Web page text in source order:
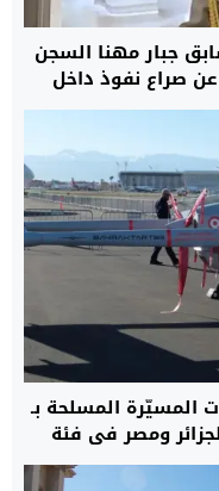
جبار مهنا السجن
صراع نفوذ داخل
المسيّرة المسلحة بـ
ومصر في فئة